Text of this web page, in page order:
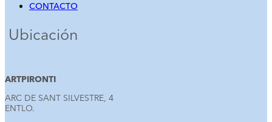
CONTACTO
Ubicación
ARTPIRONTI
ARC DE SANT SILVESTRE, 4
ENTLO.